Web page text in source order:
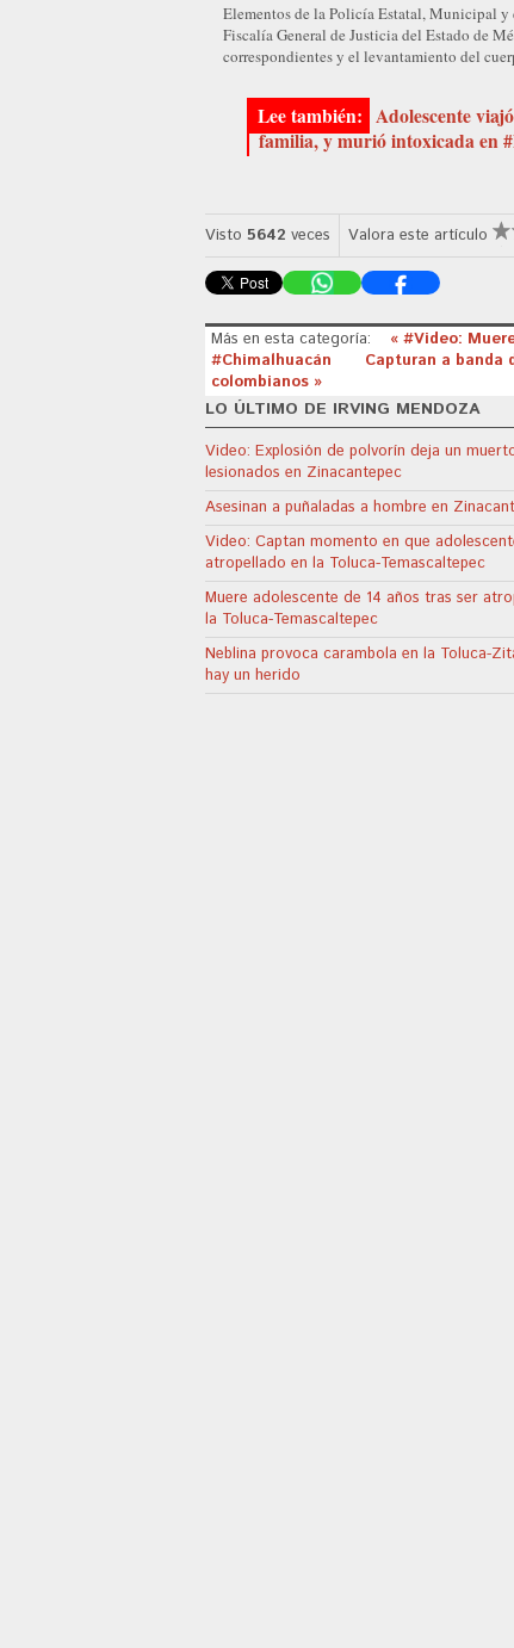
Elementos de la Policía Estatal, Municipal y
Fiscalía General de Justicia del Estado de
correspondientes y el levantamiento del
Adolescente
familia, y murió intoxicada en
Visto 5642 veces Valora este artículo
Más en esta categoría:
« #Video:
#Chimalhuacán
Capturan a banda
colombianos »
LO ÚLTIMO DE IRVING MENDOZA
Video: Explosión de polvorín deja un
lesionados en Zinacantepec
Asesinan a puñaladas a hombre en
Video: Captan momento en que
atropellado en la Toluca-Temascaltepec
Muere adolescente de 14 años tras ser
la Toluca-Temascaltepec
Neblina provoca carambola en la Toluca-
hay un herido